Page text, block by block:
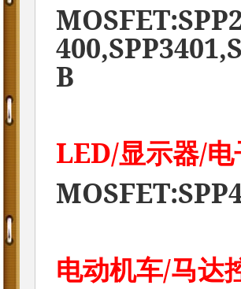
B
LED/显示器/电
电动机车/马达